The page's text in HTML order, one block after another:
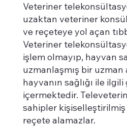
Veteriner
uzaktan veteriner
ve reçeteye yol açan
Veteriner
işlem olmayıp, hayvan
uzmanlaşmış bir uzman
hayvanın sağlığı ile
içermektedir.
sahipler
reçete alamazlar.